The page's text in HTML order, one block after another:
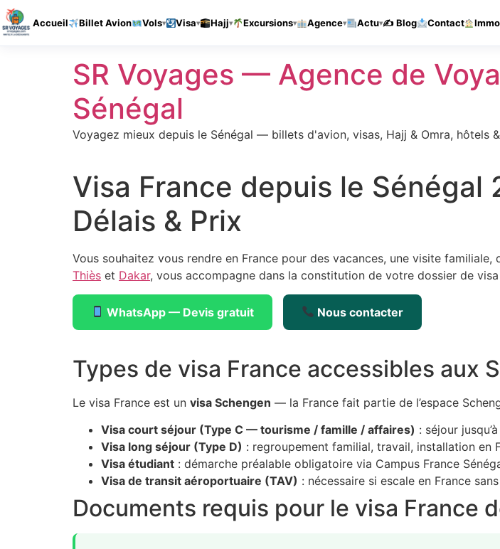
Accueil Billet Avion Vols Visa Hajj Excursions Agence Actu ✍️ Blog Contact
SR Voyages — Agence de
Sénégal
Voyagez mieux depuis le Sénégal — billets d'avion, visas, Hajj & Omra, hôtels
Visa France depuis le Sénégal
Délais & Prix
Vous souhaitez vous rendre en France pour des vacances, une visite familiale,
Thiès et Dakar, vous accompagne dans la constitution de votre dossier de
WhatsApp — Devis gratuit Nous contacter
Types de visa France accessibles aux
Le visa France est un visa Schengen — la France fait partie de l’espace
Visa court séjour (Type C — tourisme / famille / affaires) : séjour
Visa long séjour (Type D) : regroupement familial, travail, installation en
Visa étudiant : démarche préalable obligatoire via Campus France
Visa de transit aéroportuaire (TAV) : nécessaire si escale en France
Documents requis pour le visa France